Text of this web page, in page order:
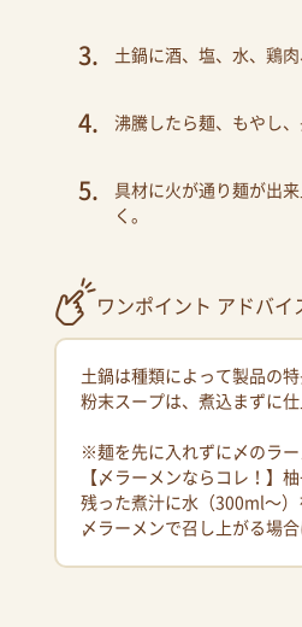
土鍋に酒、塩、水、鶏
沸騰したら麺、もやし
具材に火が通り麺が出
く。
ワンポイント アドバイ
土鍋は種類によって製品の
粉末スープは、煮込まずに
※麺を先に入れずに〆のラー
【〆ラーメンならコレ！】
残った煮汁に水（300ml〜）
〆ラーメンで召し上がる場